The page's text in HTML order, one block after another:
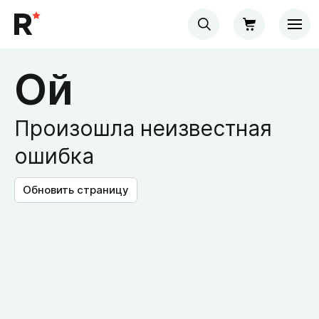
Ой
Произошла неизвестная
ошибка
Обновить страницу